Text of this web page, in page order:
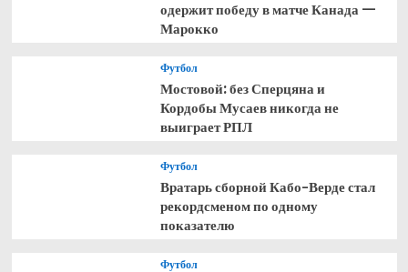
одержит победу в матче Канада —
Марокко
Футбол
Мостовой: без Сперцяна и
Кордобы Мусаев никогда не
выиграет РПЛ
Футбол
Вратарь сборной Кабо-Верде стал
рекордсменом по одному
показателю
Футбол